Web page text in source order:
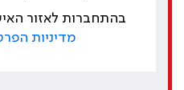
בהתחברות לאזור
מדיניות